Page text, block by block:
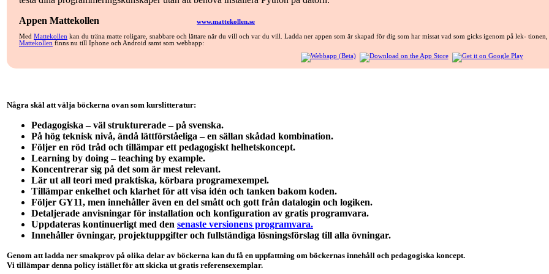
Appen Mattekollen
www.mattekollen.se
Med Mattekollen kan du träna matte roligare, snabbare och lättare när du vill och var du vill. Ladda ner appen som är skapad för dig som har missat vad som gicks igenom på lek-
Mattekollen finns nu till Iphone och Android samt som webbapp:
Några skäl att välja böckerna ovan som kurslitteratur:
Pedagogiska – väl strukturerade – på svenska.
På hög teknisk nivå, ändå lättförståeliga – en sällan skådad kombination.
Följer en röd tråd och tillämpar ett pedagogiskt helhetskoncept.
Learning by doing – teaching by example.
Koncentrerar sig på det som är mest relevant.
Lär ut all teori med praktiska, körbara programexempel.
Tillämpar enkelhet och klarhet för att visa idén och tanken bakom koden.
Följer GY11, men innehåller även en del smått och gott från datalogin och logiken.
Detaljerade anvisningar för installation och konfiguration av gratis programvara.
Uppdateras kontinuerligt med den senaste versionens programvara.
Innehåller övningar, projektuppgifter och fullständiga lösningsförslag till alla övningar.
Genom att ladda ner smakprov på olika delar av böckerna kan du få en uppfattning om böckernas innehåll och pedagogiska koncept.
Vi tillämpar denna policy istället för att skicka ut gratis referensexemplar.